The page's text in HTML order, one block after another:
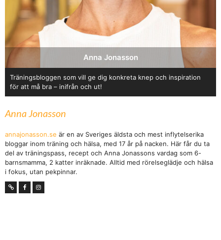
Anna Jonasson
Träningsbloggen som vill ge dig konkreta knep och inspiration
för att må bra – inifrån och ut!
Anna Jonasson
annajonasson.se är en av Sveriges äldsta och mest inflytelserika
bloggar inom träning och hälsa, med 17 år på nacken. Här får du ta
del av träningspass, recept och Anna Jonassons vardag som 6-
barnsmamma, 2 katter inräknade. Alltid med rörelseglädje och hälsa
i fokus, utan pekpinnar.